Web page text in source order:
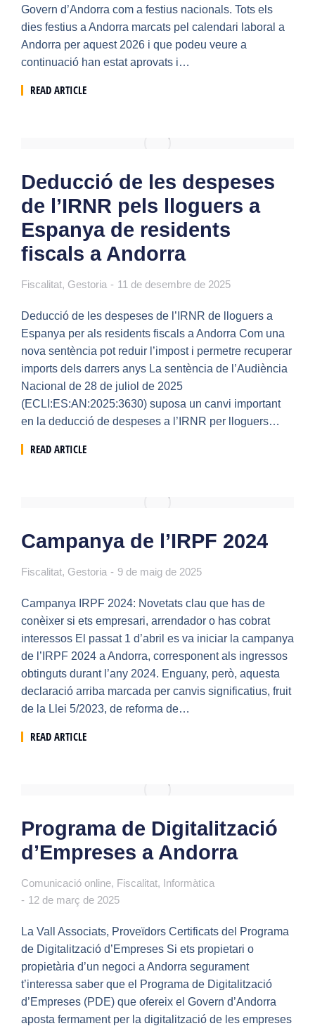
Govern d’Andorra com a festius nacionals. Tots els
dies festius a Andorra marcats pel calendari laboral a
Andorra per aquest 2026 i que podeu veure a
continuació han estat aprovats i…
READ ARTICLE
Deducció de les despeses
de l’IRNR pels lloguers a
Espanya de residents
fiscals a Andorra
Fiscalitat, Gestoria 11 de desembre de 2025
Deducció de les despeses de l’IRNR de lloguers a
Espanya per als residents fiscals a Andorra Com una
nova sentència pot reduir l’impost i permetre recuperar
imports dels darrers anys La sentència de l’Audiència
Nacional de 28 de juliol de 2025
(ECLI:ES:AN:2025:3630) suposa un canvi important
en la deducció de despeses a l’IRNR per lloguers…
READ ARTICLE
Campanya de l’IRPF 2024
Fiscalitat, Gestoria 9 de maig de 2025
Campanya IRPF 2024: Novetats clau que has de
conèixer si ets empresari, arrendador o has cobrat
interessos El passat 1 d’abril es va iniciar la campanya
de l’IRPF 2024 a Andorra, corresponent als ingressos
obtinguts durant l’any 2024. Enguany, però, aquesta
declaració arriba marcada per canvis significatius, fruit
de la Llei 5/2023, de reforma de…
READ ARTICLE
Programa de Digitalització
d’Empreses a Andorra
Comunicació online, Fiscalitat, Informàtica
12 de març de 2025
La Vall Associats, Proveïdors Certificats del Programa
de Digitalització d’Empreses Si ets propietari o
propietària d’un negoci a Andorra segurament
t’interessa saber que el Programa de Digitalització
d’Empreses (PDE) que ofereix el Govern d’Andorra
aposta fermament per la digitalització de les empreses